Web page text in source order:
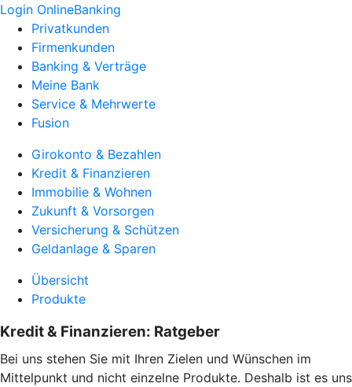
Login OnlineBanking
Privatkunden
Firmenkunden
Banking & Verträge
Meine Bank
Service & Mehrwerte
Fusion
Girokonto & Bezahlen
Kredit & Finanzieren
Immobilie & Wohnen
Zukunft & Vorsorgen
Versicherung & Schützen
Geldanlage & Sparen
Übersicht
Produkte
Kredit & Finanzieren: Ratgeber
Bei uns stehen Sie mit Ihren Zielen und Wünschen im
Mittelpunkt und nicht einzelne Produkte. Deshalb ist es uns